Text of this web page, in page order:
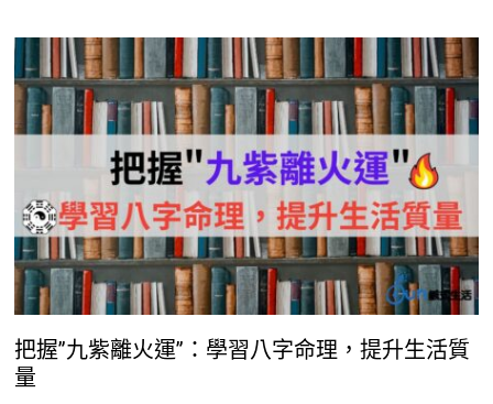
把握”九紫離火運”：學習八字命理，提升生活質
量